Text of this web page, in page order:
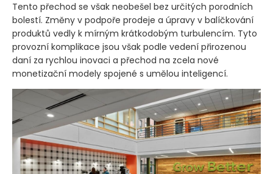
Tento přechod se však neobešel bez určitých porodních
bolestí. Změny v podpoře prodeje a úpravy v balíčkování
produktů vedly k mírným krátkodobým turbulencím. Tyto
provozní komplikace jsou však podle vedení přirozenou
daní za rychlou inovaci a přechod na zcela nové
monetizační modely spojené s umělou inteligencí.